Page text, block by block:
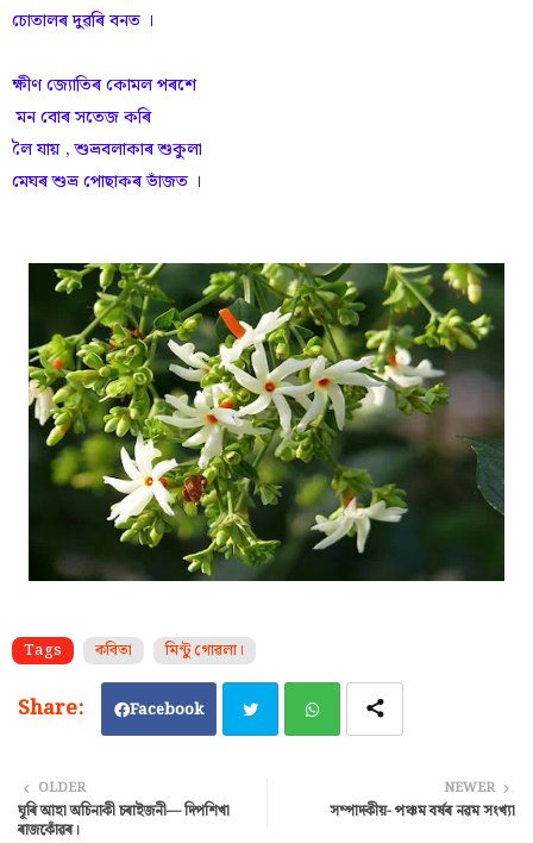
চোতালৰ দুৱৰি বনত ।
ক্ষীণ জ্যোতিৰ কোমল পৰশে
মন বোৰ সতেজ কৰি
লৈ যায় , শুভ্ৰবলাকাৰ শুকুলা
মেঘৰ শুভ্ৰ পোছাকৰ ভাঁজত ।
Tags কবিতা মিন্টু গোৱলা।
Facebook
NEWER
সম্পাদকীয়- পঞ্চম বৰ্ষৰ নৱম সংখ্যা
OLDER
ঘূৰি আহা অচিনাকী চৰাইজনী— দিপশিখা
ৰাজকোঁৱৰ।